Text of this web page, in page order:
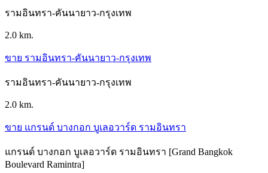
รามอินทรา-คันนายาว-กรุงเทพ
2.0 km.
ขาย รามอินทรา-คันนายาว-กรุงเทพ
รามอินทรา-คันนายาว-กรุงเทพ
2.0 km.
ขาย แกรนด์ บางกอก บูเลอวาร์ด รามอินทรา
แกรนด์ บางกอก บูเลอวาร์ด รามอินทรา [Grand Bangkok
Boulevard Ramintra]